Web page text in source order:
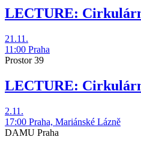
LECTURE:
21.11.
11:00 Praha
Prostor 39
LECTURE:
2.11.
17:00 Praha, Mariánské Lázně
DAMU Praha